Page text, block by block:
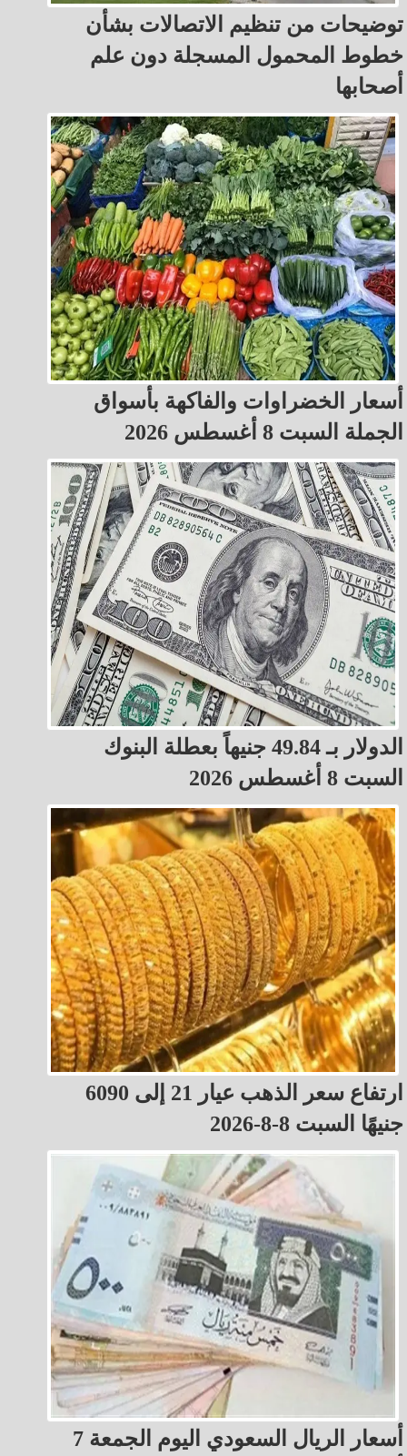
توضيحات من تنظيم الاتصالات بشأن
خطوط المحمول المسجلة دون علم
أصحابها
أسعار الخضراوات والفاكهة بأسواق
الجملة السبت 8 أغسطس 2026
الدولار بـ 49.84 جنيهاً بعطلة البنوك
السبت 8 أغسطس 2026
ارتفاع سعر الذهب عيار 21 إلى 6090
جنيهًا السبت 8-8-2026
أسعار الريال السعودي اليوم الجمعة 7